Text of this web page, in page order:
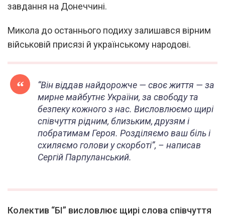
завдання на Донеччині.
Микола до останнього подиху залишався вірним
військовій присязі й українському народові.
“Він віддав найдорожче — своє життя — за
мирне майбутнє України, за свободу та
безпеку кожного з нас. Висловлюємо щирі
співчуття рідним, близьким, друзям і
побратимам Героя. Розділяємо ваш біль і
схиляємо голови у скорботі”, – написав
Сергій Парпуланський.
Колектив “БІ” висловлює щирі слова співчуття